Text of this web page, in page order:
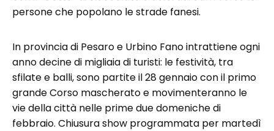
persone che popolano le strade fanesi.
In provincia di Pesaro e Urbino Fano intrattiene ogni
anno decine di migliaia di turisti: le festività, tra
sfilate e balli, sono partite il 28 gennaio con il primo
grande Corso mascherato e movimenteranno le
vie della città nelle prime due domeniche di
febbraio. Chiusura show programmata per martedì